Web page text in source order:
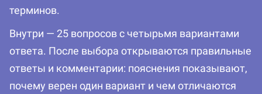
терминов.
Внутри — 25 вопросов с четырьмя вариантами
ответа. После выбора открываются правильные
ответы и комментарии: пояснения показывают,
почему верен один вариант и чем отличаются